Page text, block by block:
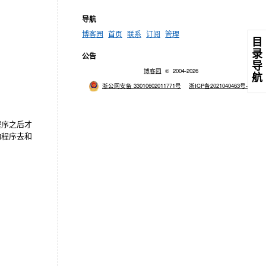
之后才
序去和
导航
博客园 首页 联系 订阅 管理
公告
博客园 © 2004-2026
浙公网安备 33010602011771号
浙ICP备2021040463号-3
目
录
导
航